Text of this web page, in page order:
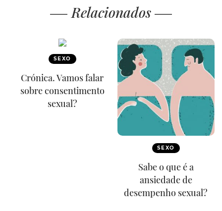
Relacionados
SEXO
Crónica. Vamos falar
sobre consentimento
sexual?
SEXO
Sabe o que é a
ansiedade de
desempenho sexual?